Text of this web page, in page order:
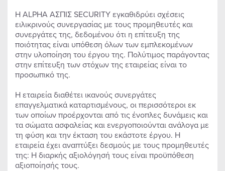
Η ΑLPHΑ ΑΣΠΙΣ SECURITY εγκαθιδρύει σχέσεις
ειλικρινούς συνεργασίας με τους προμηθευτές και
συνεργάτες της, δεδομένου ότι η επίτευξη της
ποιότητας είναι υπόθεση όλων των εμπλεκομένων
στην υλοποίηση του έργου της. Πολύτιμος παράγοντας
στην επίτευξη των στόχων της εταιρείας είναι το
προσωπικό της.
Η εταιρεία διαθέτει ικανούς συνεργάτες
επαγγελματικά καταρτισμένους, οι περισσότεροι εκ
των οποίων προέρχονται από τις ένοπλες δυνάμεις και
τα σώματα ασφαλείας και ενεργοποιούνται ανάλογα με
τη φύση και την έκταση του εκάστοτε έργου. Η
εταιρεία έχει αναπτύξει δεσμούς με τους προμηθευτές
της: Η διαρκής αξιολόγησή τους είναι προϋπόθεση
αξιοποίησής τους.